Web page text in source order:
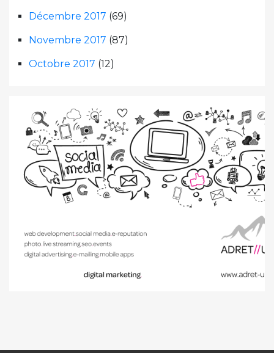
Décembre 2017 (69)
Novembre 2017 (87)
Octobre 2017 (12)